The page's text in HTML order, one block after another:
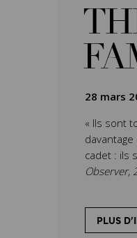
28 mars
« Ils sont
cadet : ils
Observer,
PLUS